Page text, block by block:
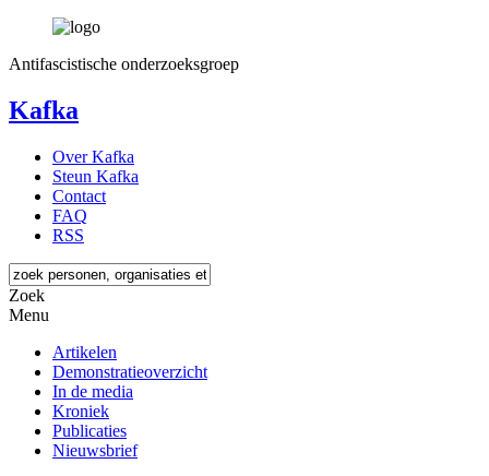
Antifascistische onderzoeksgroep
Kafka
Over Kafka
Steun Kafka
Contact
FAQ
RSS
Zoek
Menu
Artikelen
Demonstratieoverzicht
In de media
Kroniek
Publicaties
Nieuwsbrief